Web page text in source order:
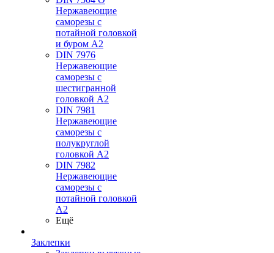
Нержавеющие
саморезы с
потайной головкой
и буром А2
DIN 7976
Нержавеющие
саморезы с
шестигранной
головкой А2
DIN 7981
Нержавеющие
саморезы с
полукруглой
головкой А2
DIN 7982
Нержавеющие
саморезы с
потайной головкой
А2
Ещё
Заклепки